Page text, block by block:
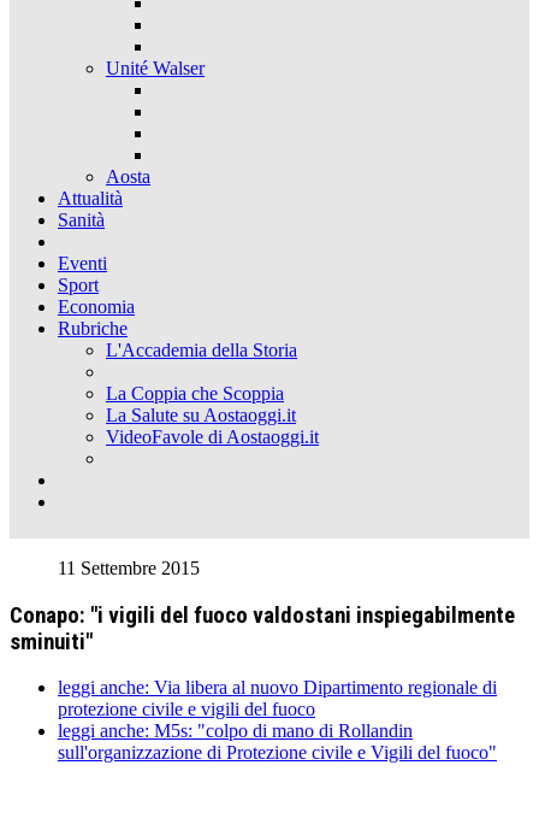
Unité Walser
Aosta
Attualità
Sanità
Eventi
Sport
Economia
Rubriche
L'Accademia della Storia
La Coppia che Scoppia
La Salute su Aostaoggi.it
VideoFavole di Aostaoggi.it
11 Settembre 2015
Conapo: "i vigili del fuoco valdostani inspiegabilmente
sminuiti"
leggi anche: Via libera al nuovo Dipartimento regionale di
protezione civile e vigili del fuoco
leggi anche: M5s: "colpo di mano di Rollandin
sull'organizzazione di Protezione civile e Vigili del fuoco"